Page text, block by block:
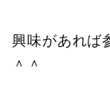
興味があれば
＾＾